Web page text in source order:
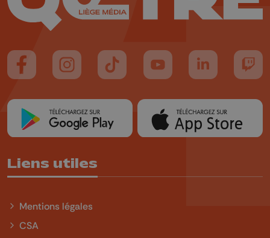
Suivez-nous sur FaceBook
Suivez-nous sur Instagram
Suivez-nous sur TikTok
Suivez-nous sur YouTube
Suivez-nous
Liens utiles
Mentions légales
CSA